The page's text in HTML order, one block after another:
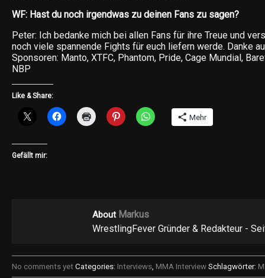
WF: Hast du noch irgendwas zu deinen Fans zu sagen?
Peter: Ich bedanke mich bei allen Fans für ihre Treue und
noch viele spannende Fights für euch liefern werde. Danke
Sponsoren: Manto, XTFC, Phantom, Pride, Cage Mundial,
NBP
Like & Share:
Mehr
Gefällt mir:
About Markus
WrestlingFever Gründer & Redakteur -
No comments yet Categories: Interviews, MMA Interview Schlagwörter: